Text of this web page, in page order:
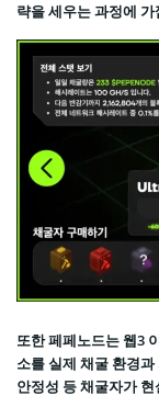
략을 세우는 과정에 가
또한 페페노드는 웹3
소를 실제 채굴 환경
안정성 등 채굴자가